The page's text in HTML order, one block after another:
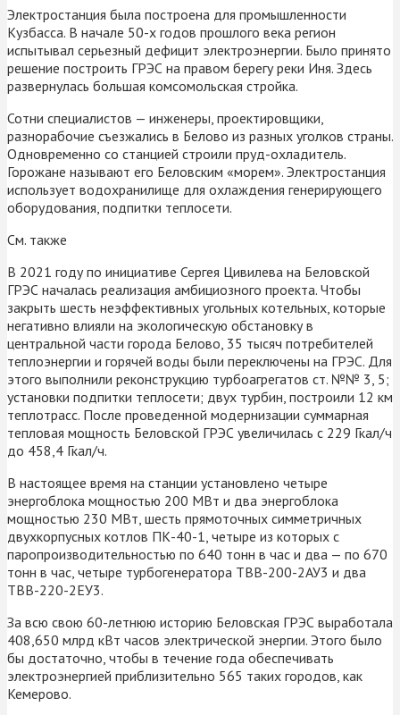
Электростанция была построена для промышленности
Кузбасса. В начале 50-х годов прошлого века регион
испытывал серьезный дефицит электроэнергии. Было принято
решение построить ГРЭС на правом берегу реки Иня. Здесь
развернулась большая комсомольская стройка.
Сотни специалистов — инженеры, проектировщики,
разнорабочие съезжались в Белово из разных уголков страны.
Одновременно со станцией строили пруд-охладитель.
Горожане называют его Беловским «морем». Электростанция
использует водохранилище для охлаждения генерирующего
оборудования, подпитки теплосети.
См. также
В 2021 году по инициативе Сергея Цивилева на Беловской
ГРЭС началась реализация амбициозного проекта. Чтобы
закрыть шесть неэффективных угольных котельных, которые
негативно влияли на экологическую обстановку в
центральной части города Белово, 35 тысяч потребителей
теплоэнергии и горячей воды были переключены на ГРЭС. Для
этого выполнили реконструкцию турбоагрегатов ст. №№ 3, 5;
установки подпитки теплосети; двух турбин, построили 12 км
теплотрасс. После проведенной модернизации суммарная
тепловая мощность Беловской ГРЭС увеличилась с 229 Гкал/ч
до 458,4 Гкал/ч.
В настоящее время на станции установлено четыре
энергоблока мощностью 200 МВт и два энергоблока
мощностью 230 МВт, шесть прямоточных симметричных
двухкорпусных котлов ПК-40-1, четыре из которых с
паропроизводительностью по 640 тонн в час и два — по 670
тонн в час, четыре турбогенератора ТВВ-200-2АУ3 и два
ТВВ-220-2ЕУ3.
За всю свою 60-летнюю историю Беловская ГРЭС выработала
408,650 млрд кВт часов электрической энергии. Этого было
бы достаточно, чтобы в течение года обеспечивать
электроэнергией приблизительно 565 таких городов, как
Кемерово.